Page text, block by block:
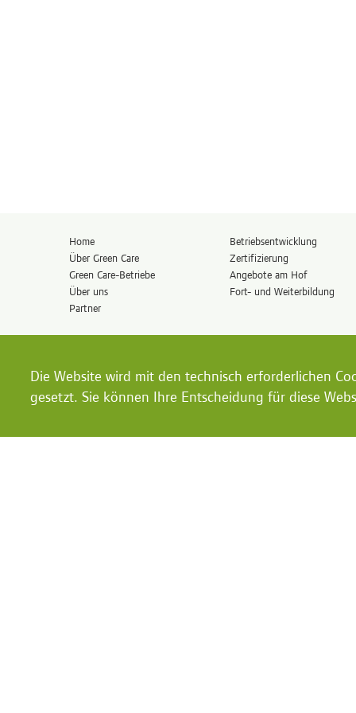
Home
Über Green Care
Green Care-Betriebe
Über uns
Partner
Betriebs­entwicklung
Zertifizierung
Angebote am Hof
Fort- und Weiterbildung
Die Website wird mit den technisch erforderlichen
gesetzt. Sie können Ihre Entscheidung für diese